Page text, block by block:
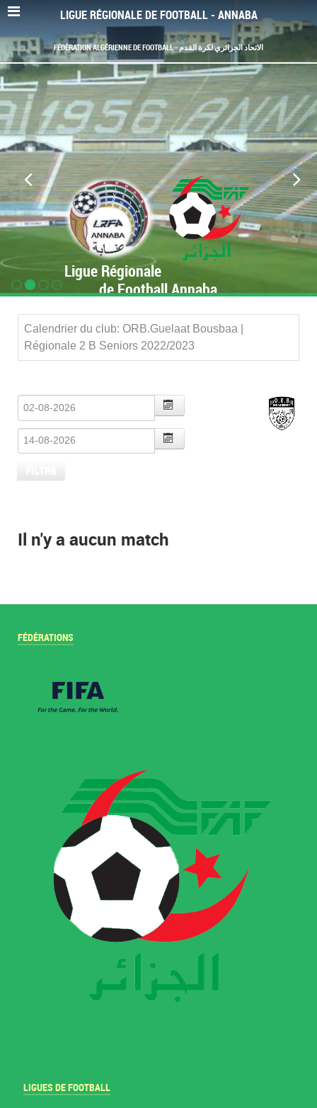
LIGUE RÉGIONALE DE FOOTBALL - ANNABA
FÉDÉRATION ALGÉRIENNE DE FOOTBALL - الاتحاد الجزائري لكرة القدم
Ligue Régionale
de Football Annaba
Calendrier du club: ORB.Guelaat Bousbaa |
Régionale 2 B Seniors 2022/2023
Il n'y a aucun match
FÉDÉRATIONS
LIGUES DE FOOTBALL